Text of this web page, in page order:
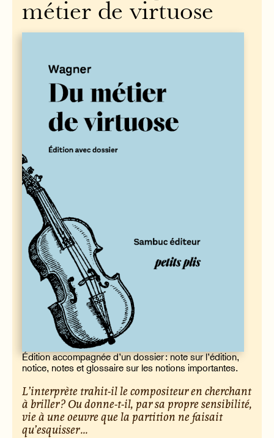
métier de virtuose
Édition accompagnée d’un dossier : note sur l’édition,
notice, notes et glossaire sur les notions importantes.
L’interprète trahit-il le compositeur en cherchant
à briller ? Ou donne-t-il, par sa propre sensibilité,
vie à une oeuvre que la partition ne faisait
qu’esquisser ...